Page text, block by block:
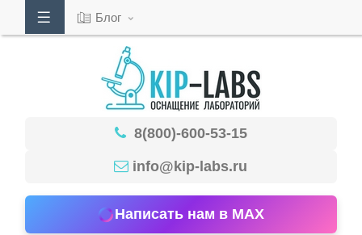
Блог
8(800)-600-53-15
info@kip-labs.ru
Написать нам в MAX